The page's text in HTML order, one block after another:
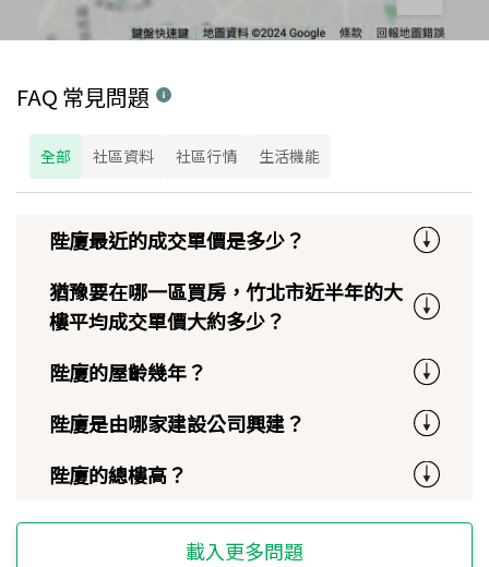
FAQ 常見問題
全部 社區資料 社區行情 生活機能
陛廈最近的成交單價是多少？
猶豫要在哪一區買房，竹北市近半年的大
樓平均成交單價大約多少？
陛廈的屋齡幾年？
陛廈是由哪家建設公司興建？
陛廈的總樓高？
載入更多問題